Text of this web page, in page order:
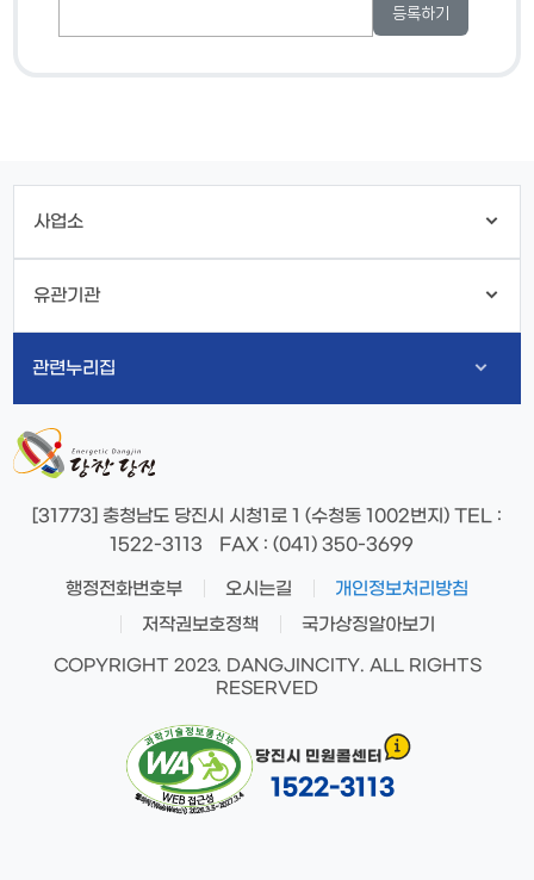
사업소
유관기관
관련누리집
[31773] 충청남도 당진시 시청1로 1 (수청동 1002번지) TEL :
1522-3113
FAX: (041) 350-3699
행정전화번호부 오시는길
개인정보처리방침
저작권보호정책
국가상징알아보기
COPYRIGHT 2023. DANGJINCITY. ALL RIGHTS
RESERVED
당진시 민원콜센터
1522-3113